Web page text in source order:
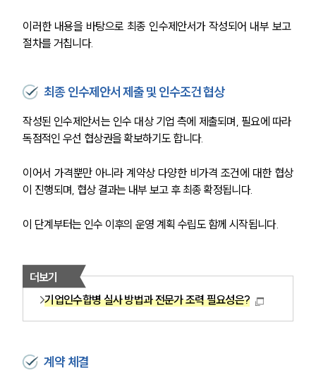
센터소개
글로벌 파트너 로펌
통합검색
AI대륜
업무사례
사례분석/최신동향
법률정보
업무분야
이러한 내용을 바탕으로 최종 인수제안서가 작성되어 내부 보고
절차를 거칩니다.
최종 인수제안서 제출 및 인수조건 협상
작성된 인수제안서는 인수 대상 기업 측에 제출되며, 필요에 따라
독점적인 우선 협상권을 확보하기도 합니다.
이어서 가격뿐만 아니라 계약상 다양한 비가격 조건에 대한 협상
이 진행되며, 협상 결과는 내부 보고 후 최종 확정됩니다.
이 단계부터는 인수 이후의 운영 계획 수립도 함께 시작됩니다.
더보기
기업인수합병 실사 방법과 전문가 조력 필요성은?
계약 체결